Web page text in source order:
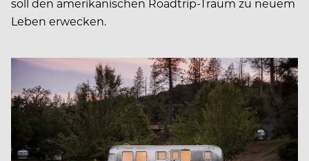
soll den amerikanischen Roadtrip-Traum zu neuem
Leben erwecken.